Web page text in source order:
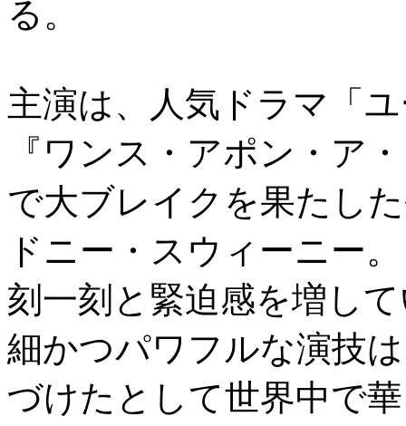
る。
主演は、人気ドラマ「
『ワンス・アポン・ア
で大ブレイクを果たし
ドニー・スウィーニー
刻一刻と緊迫感を増し
細かつパワフルな演技
づけたとして世界中で